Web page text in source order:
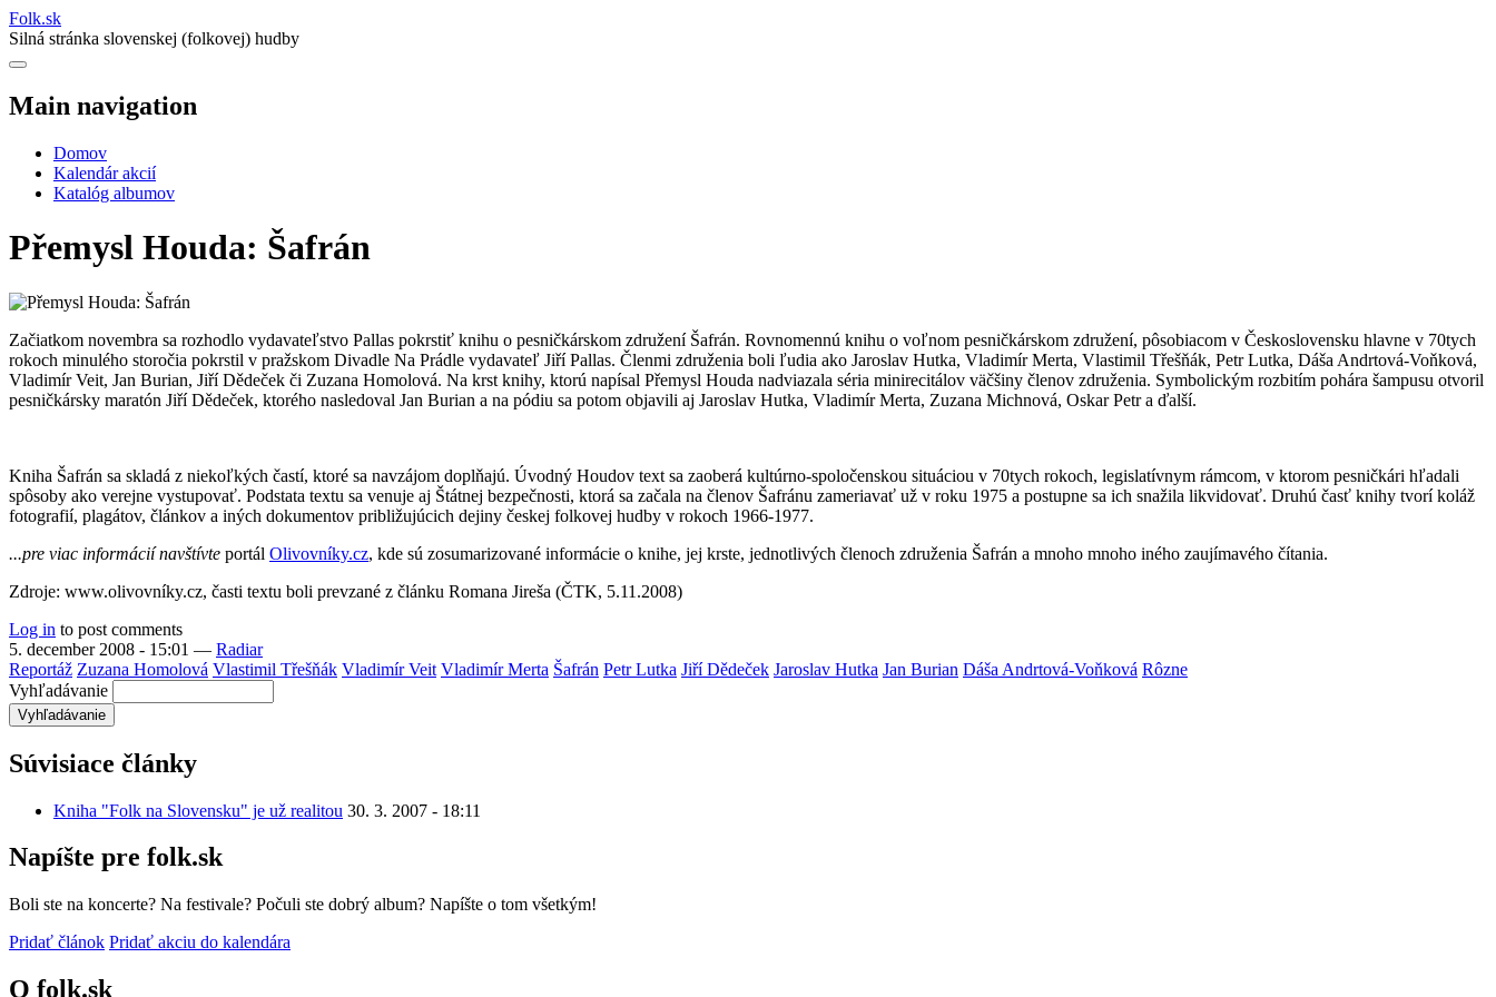
Folk.sk
Silná stránka slovenskej (folkovej) hudby
Main navigation
Domov
Kalendár akcií
Katalóg albumov
Přemysl Houda: Šafrán
Začiatkom novembra sa rozhodlo vydavateľstvo Pallas pokrstiť knihu o pesničkárskom združení Šafrán. Rovnomennú knihu o voľnom pesničkárskom združení, pôsobiacom v Československu hlavne v 70tych
rokoch minulého storočia pokrstil v pražskom Divadle Na Prádle vydavateľ Jiří Pallas. Členmi združenia boli ľudia ako Jaroslav Hutka, Vladimír Merta, Vlastimil Třešňák, Petr Lutka, Dáša Andrtová-Voňková,
Vladimír Veit, Jan Burian, Jiří Dědeček či Zuzana Homolová. Na krst knihy, ktorú napísal Přemysl Houda nadviazala séria minirecitálov väčšiny členov združenia. Symbolickým rozbitím pohára šampusu otvoril
pesničkársky maratón Jiří Dědeček, ktorého nasledoval Jan Burian a na pódiu sa potom objavili aj Jaroslav Hutka, Vladimír Merta, Zuzana Michnová, Oskar Petr a ďalší.
Kniha Šafrán sa skladá z niekoľkých častí, ktoré sa navzájom doplňajú. Úvodný Houdov text sa zaoberá kultúrno-spoločenskou situáciou v 70tych rokoch, legislatívnym rámcom, v ktorom pesničkári hľadali
spôsoby ako verejne vystupovať. Podstata textu sa venuje aj Štátnej bezpečnosti, ktorá sa začala na členov Šafránu zameriavať už v roku 1975 a postupne sa ich snažila likvidovať. Druhú časť knihy tvorí koláž
fotografií, plagátov, článkov a iných dokumentov približujúcich dejiny českej folkovej hudby v rokoch 1966-1977.
...pre viac informácií navštívte portál Olivovníky.cz, kde sú zosumarizované informácie o knihe, jej krste, jednotlivých členoch združenia Šafrán a mnoho mnoho iného zaujímavého čítania.
Zdroje: www.olivovníky.cz, časti textu boli prevzané z článku Romana Jireša (ČTK, 5.11.2008)
Log in to post comments
5. december 2008 - 15:01 — Radiar
Reportáž Zuzana Homolová Vlastimil Třešňák Vladimír Veit Vladimír Merta Šafrán Petr Lutka Jiří Dědeček Jaroslav Hutka Jan Burian Dáša Andrtová-Voňková Rôzne
Vyhľadávanie
Súvisiace články
Kniha "Folk na Slovensku" je už realitou 30. 3. 2007 - 18:11
Napíšte pre folk.sk
Boli ste na koncerte? Na festivale? Počuli ste dobrý album? Napíšte o tom všetkým!
Pridať článok Pridať akciu do kalendára
O folk.sk